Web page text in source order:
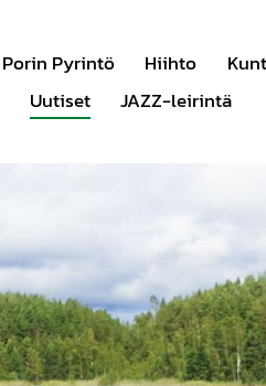
Porin Pyrintö Hiihto
Uutiset JAZZ-leirintä